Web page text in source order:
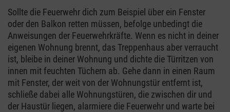
Sollte die Feuerwehr dich zum Beispiel über ein Fenster
oder den Balkon retten müssen, befolge unbedingt die
Anweisungen der Feuerwehrkräfte. Wenn es nicht in deiner
eigenen Wohnung brennt, das Treppenhaus aber verraucht
ist, bleibe in deiner Wohnung und dichte die Türritzen von
innen mit feuchten Tüchern ab. Gehe dann in einen Raum
mit Fenster, der weit von der Wohnungstür entfernt ist,
schließe dabei alle Wohnungstüren, die zwischen dir und
der Haustür liegen, alarmiere die Feuerwehr und warte bei